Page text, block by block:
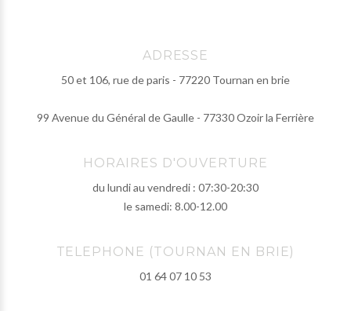
ADRESSE
50 et 106, rue de paris - 77220 Tournan en brie
99 Avenue du Général de Gaulle - 77330 Ozoir la Ferrière
HORAIRES D'OUVERTURE
du lundi au vendredi : 07:30-20:30
le samedi: 8.00-12.00
TELEPHONE (TOURNAN EN BRIE)
01 64 07 10 53